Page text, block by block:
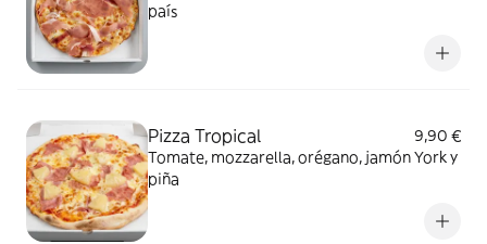
país
Pizza Tropical
9,90 €
Tomate, mozzarella, orégano, jamón York y
piña